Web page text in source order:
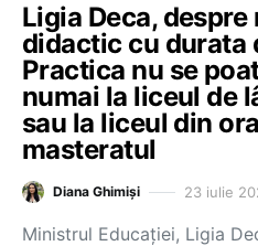
Ligia Deca,
didactic cu durata
Practica nu se
numai la liceul de
sau la liceul din
masteratul
Diana Ghimiși 23 iulie
Ministrul Educației, Ligia